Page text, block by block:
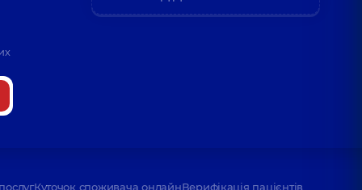
Куточок споживача онлайнВерифікація пацієнтів